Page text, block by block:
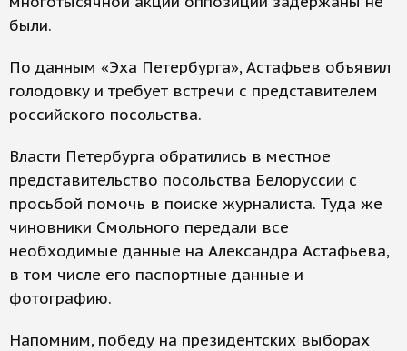
были.
По данным «Эха Петербурга», Астафьев объявил
голодовку и требует встречи с представителем
российского посольства.
Власти Петербурга обратились в местное
представительство посольства Белоруссии с
просьбой помочь в поиске журналиста. Туда же
чиновники Смольного передали все
необходимые данные на Александра Астафьева,
в том числе его паспортные данные и
фотографию.
Напомним, победу на президентских выборах